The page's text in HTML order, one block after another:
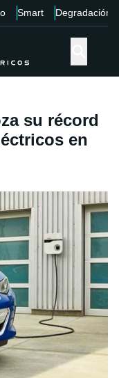
Smart Degradación
su récord
en